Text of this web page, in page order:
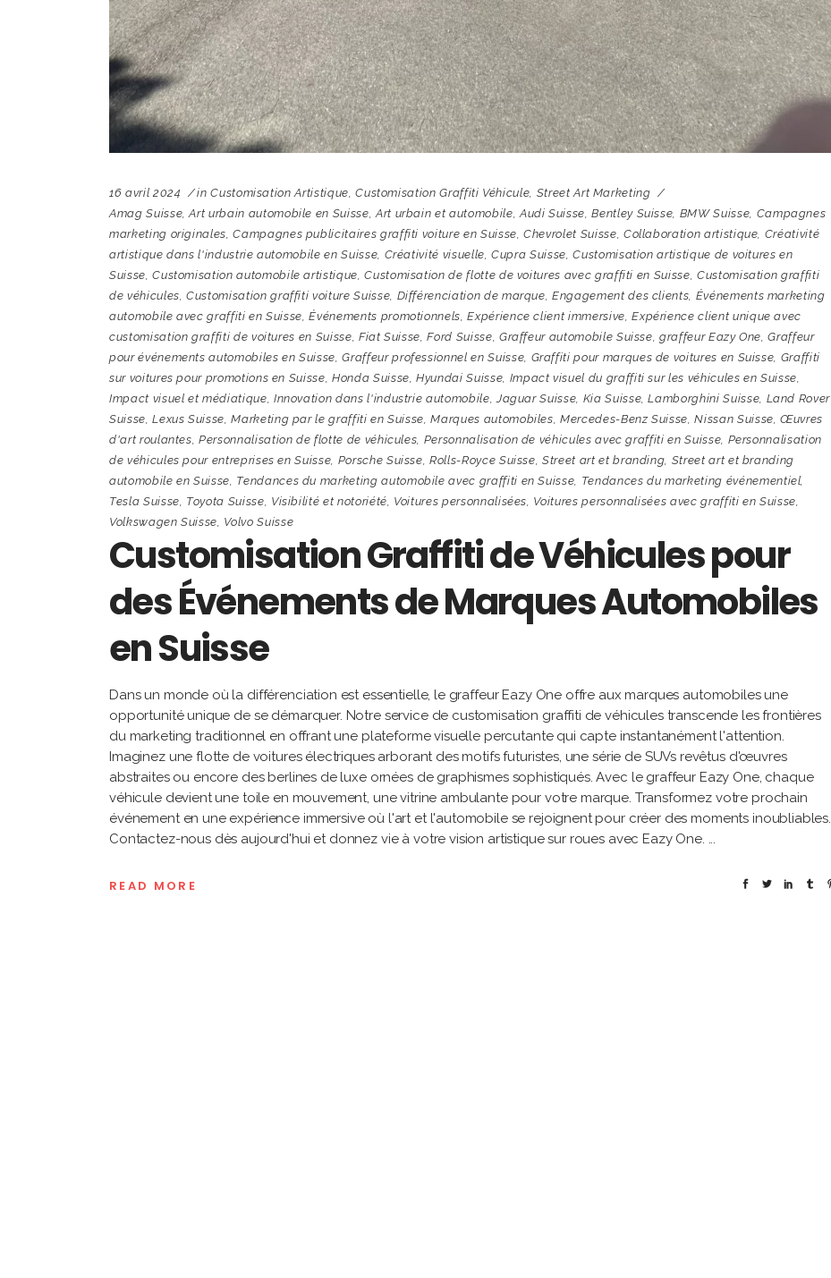
16 avril 2024 in Customisation Artistique,Customisation Graffiti Véhicule, Street Art Marketing
Amag Suisse,Art urbain automobile en Suisse,Art urbain et automobile,Audi Suisse,Bentley Suisse, BMW Suisse, Campagnes
marketing originales,Campagnes publicitaires graffiti voiture en Suisse,Chevrolet Suisse, Collaboration artistique, Créativité
artistique dans l'industrie automobile en Suisse, Créativité visuelle,Cupra Suisse,Customisation artistique de voitures en
Suisse,Customisation automobile artistique,Customisation de flotte de voitures avec graffiti en Suisse, Customisation graffiti
de véhicules,Customisation graffiti voiture Suisse, Différenciation de marque,Engagement des clients, Événements marketing
automobile avec graffiti en Suisse,Événements promotionnels,Expérience client immersive,Expérience client unique avec
customisation graffiti de voitures en Suisse, Fiat Suisse,Ford Suisse, Graffeur automobile Suisse,graffeur Eazy One,Graffeur
pour événements automobiles en Suisse,Graffeur professionnel en Suisse, Graffiti pour marques de voitures en Suisse, Graffiti
sur voitures pour promotions en Suisse,Honda Suisse,Hyundai Suisse, Impact visuel du graffiti sur les véhicules en Suisse,
Impact visuel et médiatique, Innovation dans l'industrie automobile,Jaguar Suisse, Kia Suisse,Lamborghini Suisse, Land Rover
Suisse,Lexus Suisse,Marketing par le graffiti en Suisse,Marques automobiles,Mercedes-Benz Suisse,Nissan Suisse,Œuvres
d'art roulantes,Personnalisation de flotte de véhicules, Personnalisation de véhicules avec graffiti en Suisse, Personnalisation
de véhicules pour entreprises en Suisse, Porsche Suisse,Rolls-Royce Suisse,Street art et branding, Street art et branding
automobile en Suisse, Tendances du marketing automobile avec graffiti en Suisse, Tendances du marketing événementiel,
Tesla Suisse, Toyota Suisse, Visibilité et notoriété, Voitures personnalisées, Voitures personnalisées avec graffiti en Suisse,
Volkswagen Suisse, Volvo Suisse
Customisation Graffiti de Véhicules pour
des Événements de Marques Automobiles
en Suisse
Dans un monde où la différenciation est essentielle, le graffeur Eazy One offre aux marques automobiles une
opportunité unique de se démarquer. Notre service de customisation graffiti de véhicules transcende les frontières
du marketing traditionnel en offrant une plateforme visuelle percutante qui capte instantanément l'attention.
Imaginez une flotte de voitures électriques arborant des motifs futuristes, une série de SUVs revêtus d'œuvres
abstraites ou encore des berlines de luxe ornées de graphismes sophistiqués. Avec le graffeur Eazy One, chaque
véhicule devient une toile en mouvement, une vitrine ambulante pour votre marque. Transformez votre prochain
événement en une expérience immersive où l'art et l'automobile se rejoignent pour créer des moments inoubliables.
Contactez-nous dès aujourd'hui et donnez vie à votre vision artistique sur roues avec Eazy One.
READ MORE